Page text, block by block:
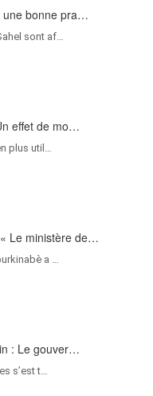
une bonne pra…
sont af…
effet de mo…
plus util…
Le ministère de…
a …
: Le gouver…
s’est t…